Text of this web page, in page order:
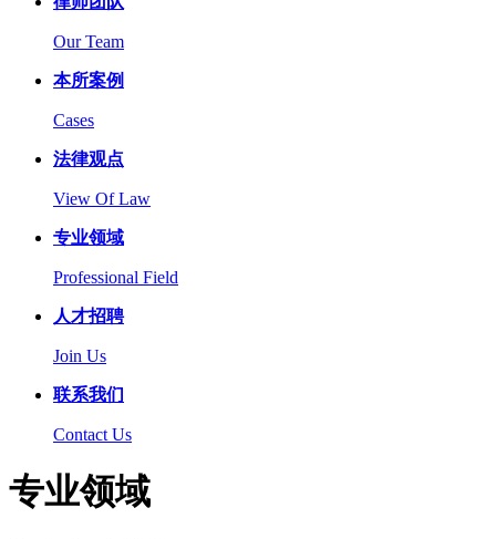
Our Team
本所案例
Cases
法律观点
View Of Law
专业领域
Professional Field
人才招聘
Join Us
联系我们
Contact Us
专业领域